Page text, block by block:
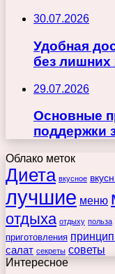
30.07.2026
Удобная
без лишних
29.07.2026
Основные
поддержки
Облако меток
Диета вкусное
лучшие меню
отдыха отдыху польза
приготовления
салат секреты советы
Интересное